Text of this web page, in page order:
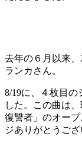
去年の６月以来
ランカさん。
8/19に、４枚目の
した。この曲は
復讐者」のオー
ジありがとうござ